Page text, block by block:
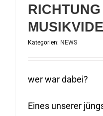
Kategorien: NEWS
wer war dabei?
Eines unserer